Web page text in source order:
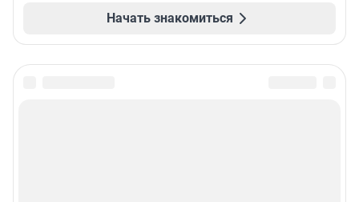
Начать знакомиться